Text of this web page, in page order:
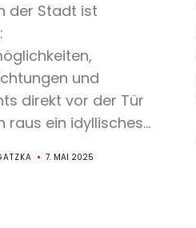
der Stadt ist
und
direkt vor der Tür
raus ein idyllisches...
7. MAI 2025